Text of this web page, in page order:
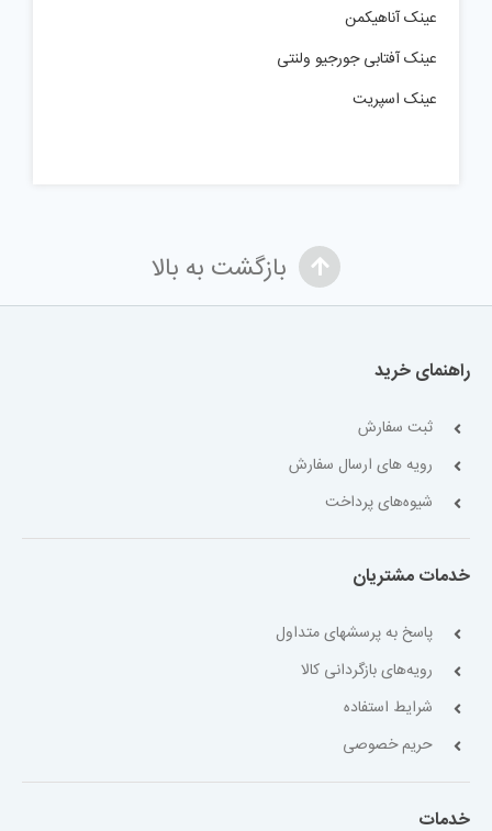
عینک آفتابی جورجیو ولنتی
عینک اسپریت
بازگشت به بالا
راهنمای خرید
ثبت سفارش
رویه های ارسال سفارش
شیوه‌های پرداخت
خدمات مشتریان
پاسخ به پرسشهای متداول
رویه‌های بازگردانی کالا
شرایط استفاده
حریم خصوصی
خدمات